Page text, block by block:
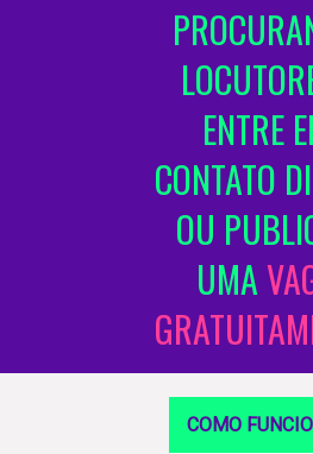
ENTRE
CONTATO
OU
UMA
COMO